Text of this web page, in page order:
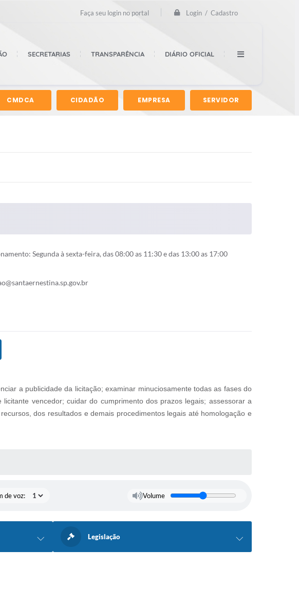
Faça seu login no portal Login / Cadastro
SECRETARIAS TRANSPARÊNCIA DIÁRIO OFICIAL
CMDCA CIDADÃO EMPRESA SERVIDOR
Segunda à sexta-feira, das 08:00 as 11:30 e das 13:00 as 17:00
a publicidade da licitação; examinar minuciosamente todas as fases do
vencedor; cuidar do cumprimento dos prazos legais; assessorar a
dos resultados e demais procedimentos legais até homologação e
de voz: Volume
Legislação